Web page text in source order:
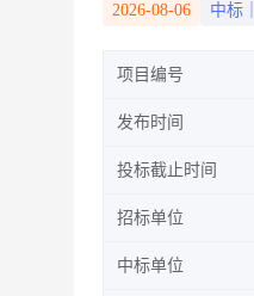
2026-08-06 中标
项目编号
发布时间
投标截止时间
招标单位
中标单位